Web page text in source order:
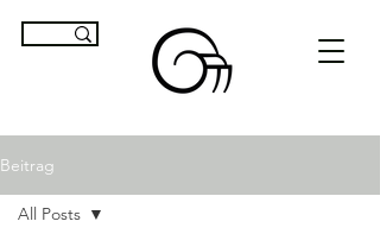
Beitrag
All Posts